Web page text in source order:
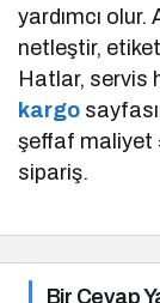
yardımcı olur.
netleştir,
Hatlar, servis
kargo
şeffaf maliyet
sipariş.
Bir Cevap